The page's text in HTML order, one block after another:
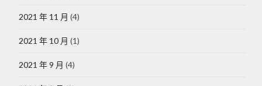
2021 年 11 月 (4)
2021 年 10 月 (1)
2021 年 9 月 (4)